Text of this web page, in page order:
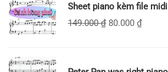
Sheet piano kèm file
149.000₫ 80.000 ₫